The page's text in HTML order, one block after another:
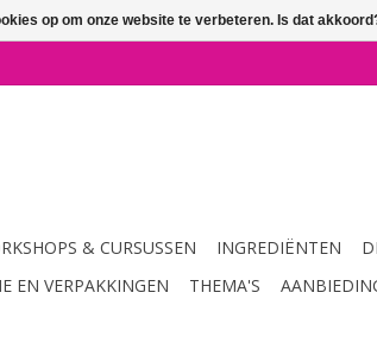
& CURSUSSEN INGREDIËNTEN
EN VERPAKKINGEN
THEMA'S
op om onze website te verbeteren. Is dat